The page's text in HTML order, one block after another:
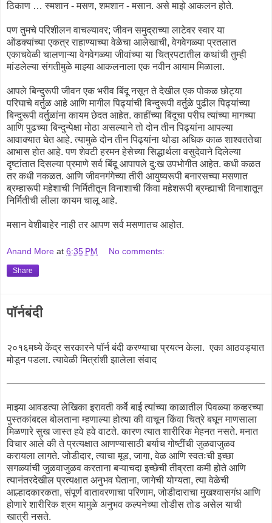
ठिकाण … स्मशान - मसण, शमशान - मसान. असे माझे आकलन होते.
पण तुमचे परिशीलन वाचल्यावर; जीवन समुद्राच्या लाटेवर स्वार या
ओंडक्यांच्या एकत्र राहाण्याच्या वेळेचा आलेखाची, वेगवेगळ्या प्रतलात
एकाचवेळी चालणाऱ्या वेगवेगळ्या जीवांच्या या चित्रपटातील कथांची तुम्ही
मांडलेल्या संगतीमुळे माझ्या आकलनाला एक नवीन आयाम मिळाला.
आपले बिन्दुरूपी जीवन एक भरीव बिंदू नसून ते देखील एक पोकळ छोट्या
परिघाचे वर्तुळ आहे आणि मागील पिढ्यांची बिन्दुरूपी वर्तुळे पुढील पिढ्यांच्या
बिन्दुरूपी वर्तुळांना कायम छेदत आहेत. काहींच्या बिंदूचा परीघ त्यांच्या मागच्या
आणि पुढच्या बिन्दुन्पेक्षा मोठा असल्याने तो दोन तीन पिढ्यांना आपल्या
आवाक्यात घेत आहे. त्यामुळे दोन तीन पिढ्यांना थोडा अधिक काळ शाश्वततेचा
आभास होत आहे. पण शेवटी हरमन हेसेच्या सिद्धार्थला वसुदेवाने दिलेल्या
दृष्टांतात दिसल्या प्रमाणे सर्व बिंदू आपापले दु:ख उपभोगीत आहेत. कधी कळत
तर कधी नकळत. आणि जीवनगंगेच्या तीरी आयुष्यरूपी बनारसच्या मसणात
ब्रम्हारूपी महेशाची निर्मितीतून विनाशाची किंवा महेशरूपी ब्रम्ह्याची विनाशातून
निर्मितीची लीला कायम चालू आहे.
मसान वेशीबाहेर नाही तर आपण सर्व मसणातच आहोत.
Anand More at 6:35 PM No comments:
Share
पॉर्नबंदी
२०१६मध्ये केंद्र सरकारने पॉर्न बंदी करण्याचा प्रयत्न केला. एका आठवड्यात
मोडून पडला. त्यावेळी मित्रांशी झालेला संवाद
माझ्या आवडत्या लेखिका इरावती कर्वे बाई त्यांच्या काळातील पिवळ्या कव्हरच्या
पुस्तकांबद्दल बोलताना म्हणाल्या होत्या की वाचून किंवा चित्रे बघून माणसाला
मिळणारे सुख जास्त हवे हवे वाटते. कारण त्यात शारीरिक मेहनत नसते. मनात
विचार आले की ते प्रत्यक्षात आणण्यासाठी बर्याच गोष्टींची जुळवाजुळव
करायला लागते. जोडीदार, त्याचा मूड, जागा, वेळ आणि स्वतःची इच्छा
सगळ्यांची जुळवाजुळव करताना बऱ्याचदा इच्छेची तीव्रता कमी होते आणि
त्यानंतरदेखील प्रत्यक्षात अनुभव घेताना, जागेची योग्यता, त्या वेळेची
आल्हादकारकता, संपूर्ण वातावरणाचा परिणाम, जोडीदाराचा मुखश्वासगंध आणि
होणारे शारीरिक श्रम यामुळे अनुभव कल्पनेच्या तोडीस तोड असेल याची
खात्री नसते.